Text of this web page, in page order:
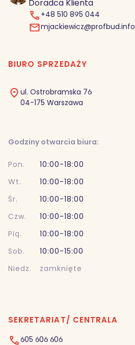
Doradca Klienta
+48 510 895 044
mjackiewicz@profbud.info
BIURO SPRZEDAŻY
ul. Ostrobramska 76
04-175 Warszawa
Godziny otwarcia biura:
Pon.
10:00-18:00
Wt.
10:00-18:00
Śr.
10:00-18:00
Czw.
10:00-18:00
Pią.
10:00-18:00
Sob.
10:00-15:00
Niedz.
zamknięte
SEKRETARIAT/ CENTRALA
605 606 606